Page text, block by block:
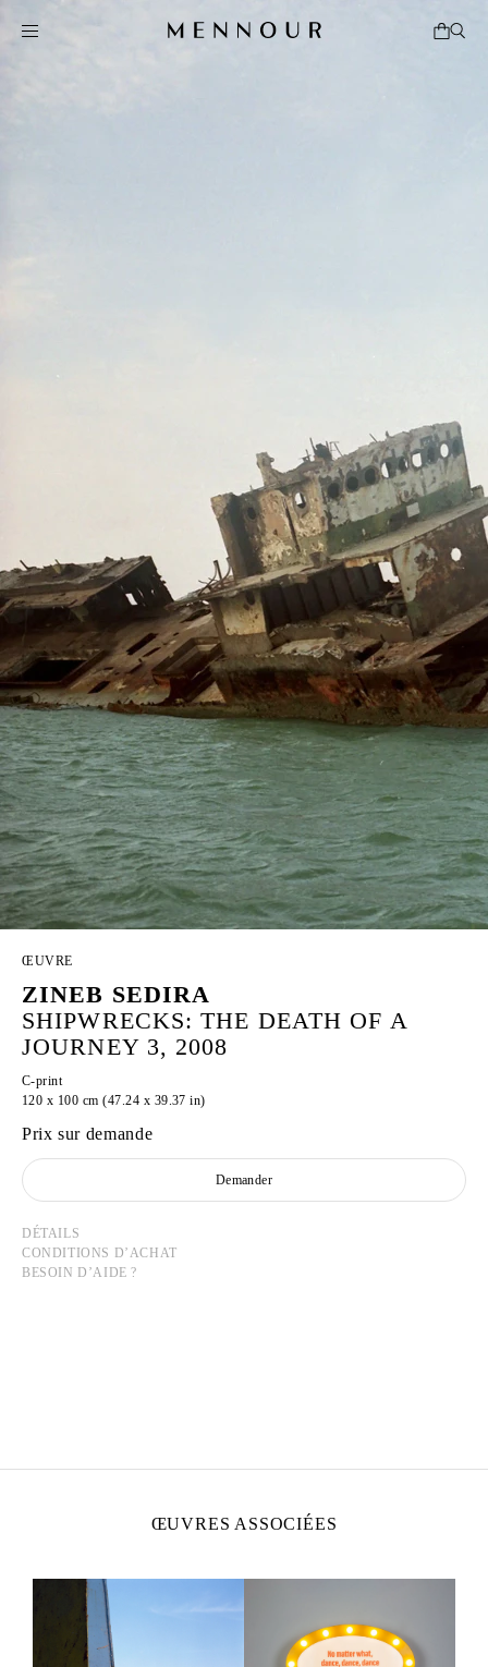
ŒUVRE
ZINEB SEDIRA
SHIPWRECKS: THE DEATH OF A
JOURNEY 3, 2008
C-print
120 x 100 cm (47.24 x 39.37 in)
Prix sur demande
Demander
DÉTAILS
CONDITIONS D’ACHAT
BESOIN D’AIDE ?
ŒUVRES ASSOCIÉES